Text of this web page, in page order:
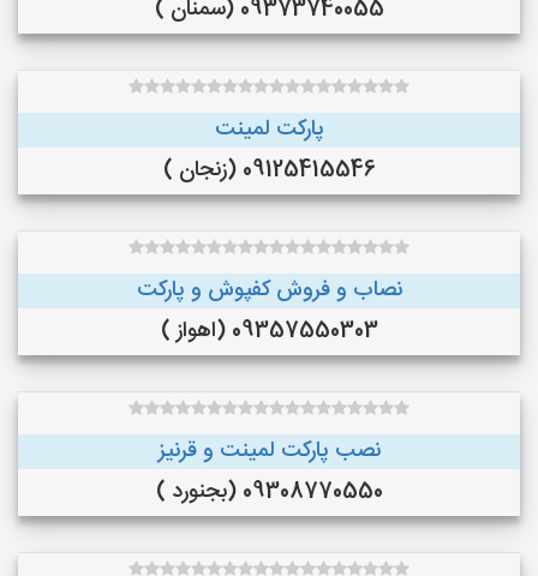
09373740055 (سمنان )
پارکت لمینت
09125415546 (زنجان )
نصاب و فروش کفپوش و پارکت
09357550303 (اهواز )
نصب پارکت لمینت و قرنیز
09308770550 (بجنورد )